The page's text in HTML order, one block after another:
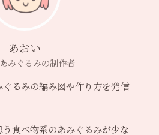
あおい
みぐるみの制作者
るみの編み図や作り方を発信
食べ物系のあみぐるみが少な